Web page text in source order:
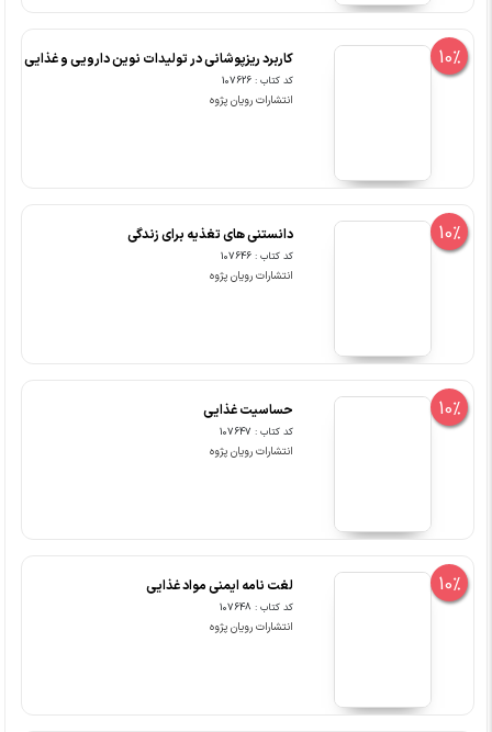
10% کاربرد ریزپوشانی در تولیدات نوین دارویی و غذایی
کد کتاب : 107626
انتشارات رویان پژوه
10% دانستنی های تغذیه برای زندگی
کد کتاب : 107646
انتشارات رویان پژوه
10% حساسیت غذایی
کد کتاب : 107647
انتشارات رویان پژوه
10% لغت نامه ایمنی مواد غذایی
کد کتاب : 107648
انتشارات رویان پژوه